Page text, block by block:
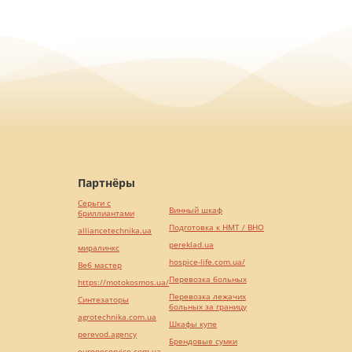
Партнёры
Серьги с
бриллиантами
alliancetechnika.ua
миралинкс
Веб мастер
https://motokosmos.ua/
Синтезаторы
agrotechnika.com.ua
perevod.agency
Винный шкаф
Подготовка к НМТ / ВНО
pereklad.ua
hospice-life.com.ua/
Перевозка больных
Перевозка лежачих
больных за границу
Шкафы купе
Брендовые сумки